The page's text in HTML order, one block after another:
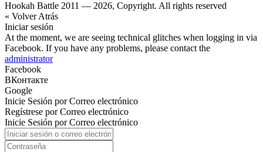
Hookah Battle 2011 — 2026, Copyright. All rights reserved
« Volver Atrás
Iniciar sesión
At the moment, we are seeing technical glitches when logging in via
Facebook. If you have any problems, please contact the
administrator
Facebook
ВКонтакте
Google
Inicie Sesión por Correo electrónico
Regístrese por Correo electrónico
Inicie Sesión por Correo electrónico